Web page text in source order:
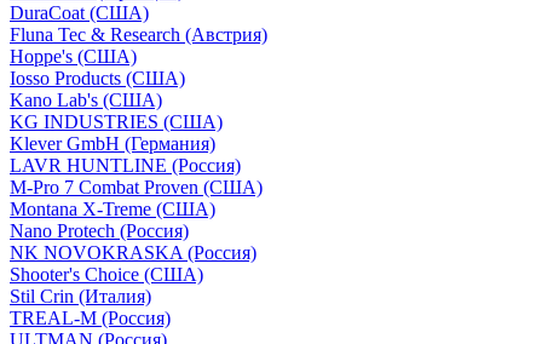
DuraCoat (США)
Fluna Tec & Research (Австрия)
Hoppe's (США)
Iosso Products (США)
Kano Lab's (США)
KG INDUSTRIES (США)
Klever GmbH (Германия)
LAVR HUNTLINE (Россия)
M-Pro 7 Combat Proven (СШA)
Montana X-Treme (США)
Nano Protech (Россия)
NK NOVOKRASKA (Россия)
Shooter's Choice (СШA)
Stil Crin (Италия)
TREAL-M (Россия)
ULTMAN (Россия)